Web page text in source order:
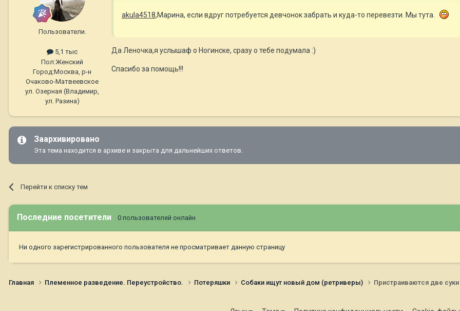
Пользователи.
5,1 тыс
Пол:Женский
Город:Москва, р-н
Очаково-Матвеевское
ул. Озерная (Владимир,
ул. Разина)
akula4518,Марина, если вдруг потребуется девчонок забрать и куда-то перевезти. Мы тута.
Да Леночка,я услышаф о Ногинске, сразу о тебе подумала :)
Спасибо за помощь!!!
Заархивировано
Эта тема находится в архиве и закрыта для дальнейших ответов.
Перейти к списку тем
Последние посетители 0 пользователей онлайн
Ни одного зарегистрированного пользователя не просматривает данную страницу
Главная Племенное разведение. Переустройство. Потеряшки Собаки ищут новый дом (ретриверы) Пристраиваются две